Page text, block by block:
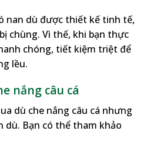
nan dù được thiết kế tinh tế,
chùng. Vì thế, khi bạn thực
chóng, tiết kiệm triệt để
lều.
nắng câu cá
dù che nắng câu cá nhưng
dù. Bạn có thể tham khảo